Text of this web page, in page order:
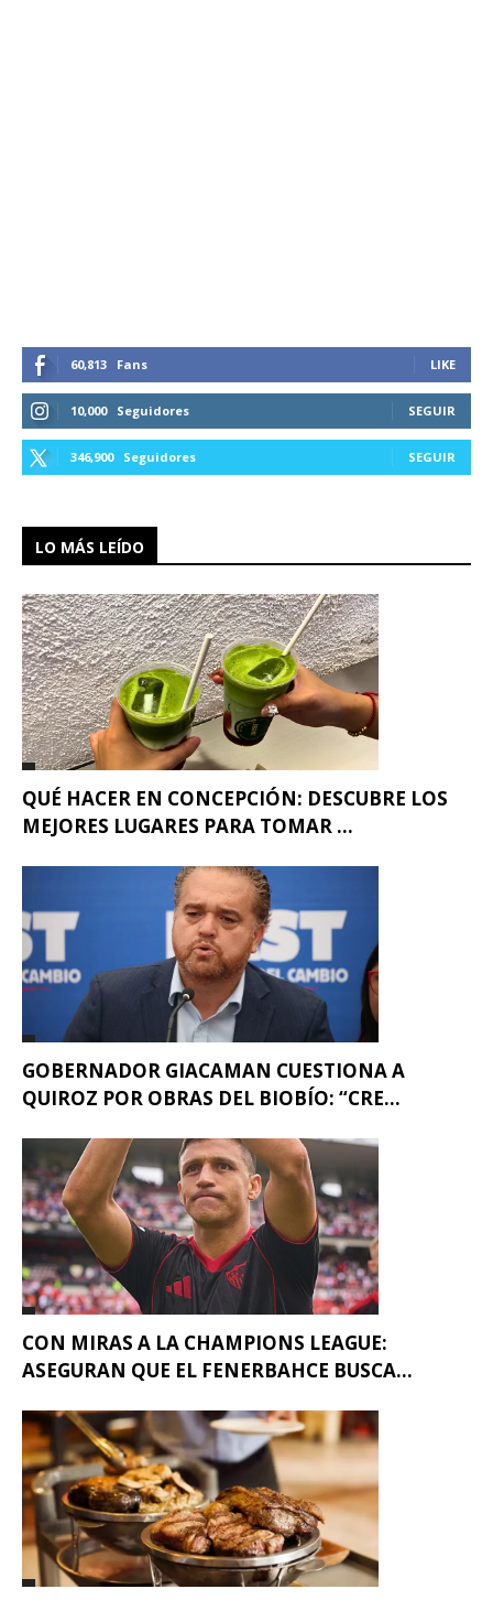
60,813 Fans LIKE
10,000 Seguidores SEGUIR
346,900 Seguidores SEGUIR
LO MÁS LEÍDO
QUÉ HACER EN CONCEPCIÓN: DESCUBRE LOS
MEJORES LUGARES PARA TOMAR ...
GOBERNADOR GIACAMAN CUESTIONA A
QUIROZ POR OBRAS DEL BIOBÍO: “CRE...
CON MIRAS A LA CHAMPIONS LEAGUE:
ASEGURAN QUE EL FENERBAHCE BUSCA...